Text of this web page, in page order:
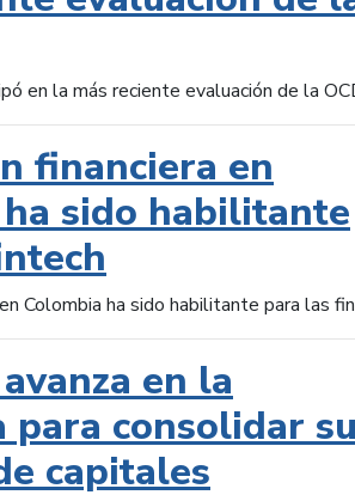
en la más reciente evaluación de la
financiera en
sido habilitante
Colombia ha sido habilitante para las
en la
para consolidar
capitales